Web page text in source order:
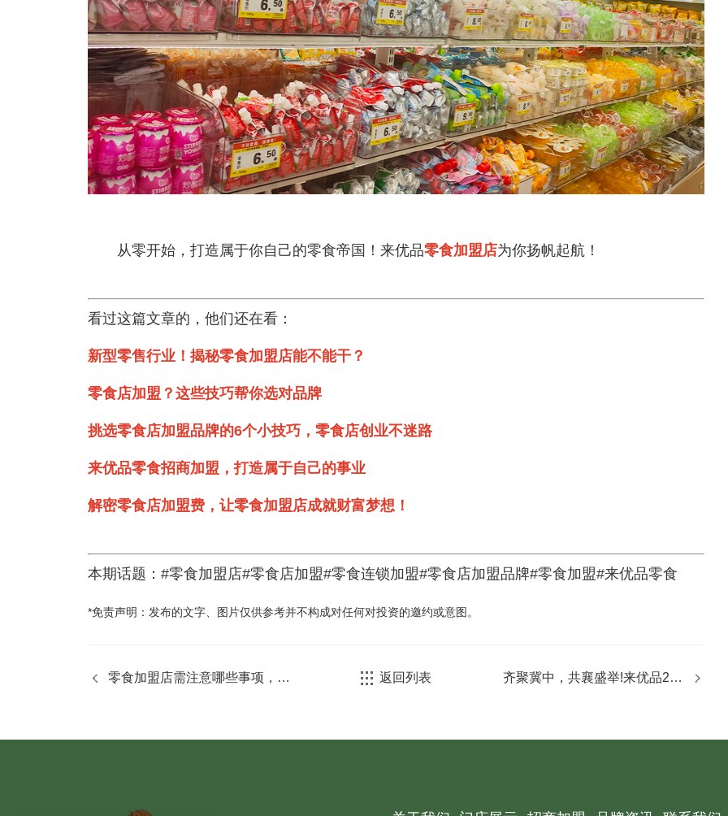
从零开始，打造属于你自己的零食帝国！来优品零食加盟店为你扬帆起航！
看过这篇文章的，他们还在看：
新型零售行业！揭秘零食加盟店能不能干？
零食店加盟？这些技巧帮你选对品牌
挑选零食店加盟品牌的6个小技巧，零食店创业不迷路
来优品零食招商加盟，打造属于自己的事业
解密零食店加盟费，让零食加盟店成就财富梦想！
本期话题：#零食加盟店#零食店加盟#零食连锁加盟#零食店加盟品牌#零食加盟#来优品零食
*免责声明：发布的文字、图片仅供参考并不构成对任何对投资的邀约或意图。
零食加盟店需注意哪些事项，小
返回列表
齐聚冀中，共襄盛举!来优品202